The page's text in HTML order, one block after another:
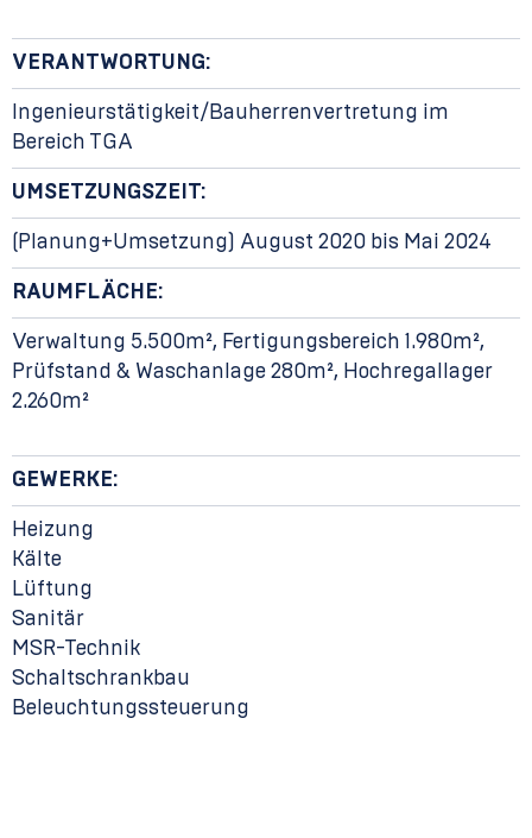
VERANTWORTUNG:
Ingenieurstätigkeit/Bauherrenvertretung im
Bereich TGA
UMSETZUNGSZEIT:
(Planung+Umsetzung) August 2020 bis Mai 2024
RAUMFLÄCHE:
Verwaltung 5.500m², Fertigungsbereich 1.980m²,
Prüfstand & Waschanlage 280m², Hochregallager
2.260m²
GEWERKE:
Heizung
Kälte
Lüftung
Sanitär
MSR-Technik
Schaltschrankbau
Beleuchtungssteuerung